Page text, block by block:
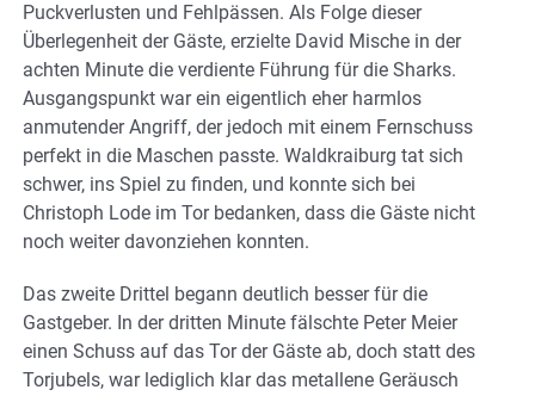
Puckverlusten und Fehlpässen. Als Folge dieser
Überlegenheit der Gäste, erzielte David Mische in der
achten Minute die verdiente Führung für die Sharks.
Ausgangspunkt war ein eigentlich eher harmlos
anmutender Angriff, der jedoch mit einem Fernschuss
perfekt in die Maschen passte. Waldkraiburg tat sich
schwer, ins Spiel zu finden, und konnte sich bei
Christoph Lode im Tor bedanken, dass die Gäste nicht
noch weiter davonziehen konnten.
Das zweite Drittel begann deutlich besser für die
Gastgeber. In der dritten Minute fälschte Peter Meier
einen Schuss auf das Tor der Gäste ab, doch statt des
Torjubels, war lediglich klar das metallene Geräusch